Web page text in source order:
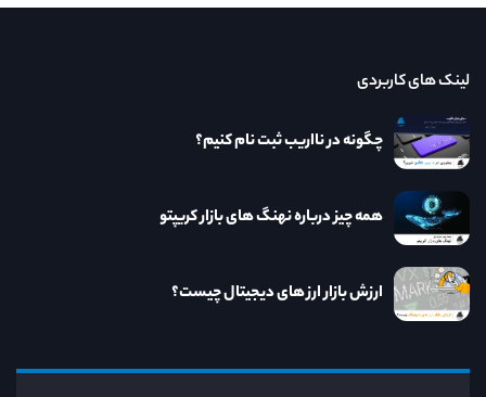
لینک های کاربردی
چگونه در نااریب ثبت نام کنیم؟
همه چیز درباره نهنگ های بازار کریپتو
ارزش بازار ارز های دیجیتال چیست؟